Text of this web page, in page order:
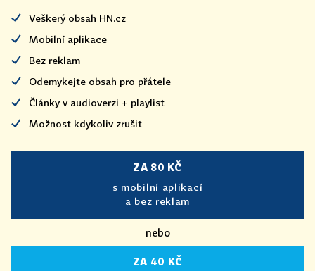
Veškerý obsah HN.cz
Mobilní aplikace
Bez reklam
Odemykejte obsah pro přátele
Články v audioverzi + playlist
Možnost kdykoliv zrušit
ZA 80 KČ
s mobilní aplikací
a bez reklam
nebo
ZA 40 KČ